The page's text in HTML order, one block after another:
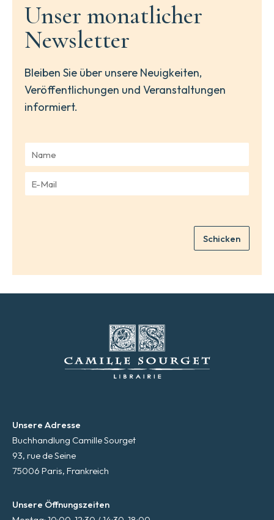
Unser monatlicher
Newsletter
Bleiben Sie über unsere Neuigkeiten,
Veröffentlichungen und Veranstaltungen
informiert.
m
*
Schicken
Unsere Adresse
Buchhandlung Camille Sourget
93, rue de Seine
75006 Paris, Frankreich
Unsere Öffnungszeiten